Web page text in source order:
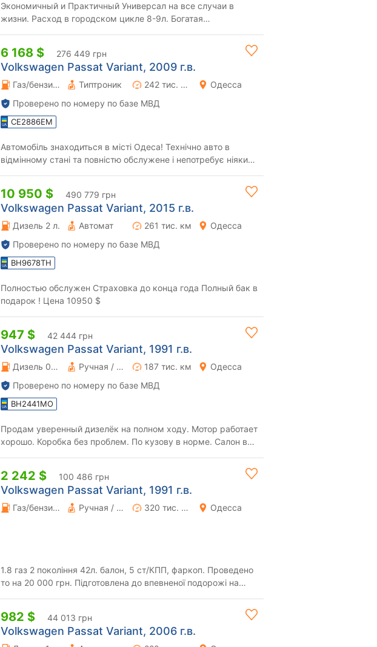
Экономичный и Практичный Универсал на все случаи в
жизни. Расход в городском цикле 8-9л. Богатая
6 168 $ 276 449 грн
Volkswagen Passat Variant, 2009 г.в.
Газ/бензин 1.4 л. Типтроник 242 тис. км
Одесса
Проверено по номеру по базе МВД
CE2886EM
Автомобіль знаходиться в місті Одеса! Технічно авто в
відмінному стані та повністю обслужене і непотребує ніяких
10 950 $ 490 779 грн
Volkswagen Passat Variant, 2015 г.в.
Дизель 2 л. Автомат 261 тис. км
Одесса
Проверено по номеру по базе МВД
BH9678TH
Полностью обслужен Страховка до конца года Полный бак в
подарок ! Цена 10950 $
947 $ 42 444 грн
Volkswagen Passat Variant, 1991 г.в.
Дизель 0 л. Ручная / Механика 187 тис. км
Одесса
Проверено по номеру по базе МВД
BH2441MO
Продам уверенный дизелёк на полном ходу. Мотор работает
хорошо. Коробка без проблем. По кузову в норме. Салон в
2 242 $ 100 486 грн
Volkswagen Passat Variant, 1991 г.в.
Газ/бензин 0 л. Ручная / Механика 320 тис. км Одесса
1.8 газ 2 покоління 42л. балон, 5 ст/КПП, фаркоп. Проведено
то на 20 000 грн. Підготовлена до впевненої подорожі на
982 $ 44 013 грн
Volkswagen Passat Variant, 2006 г.в.